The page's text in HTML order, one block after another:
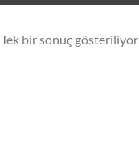
Tek bir sonuç gösteriliyor